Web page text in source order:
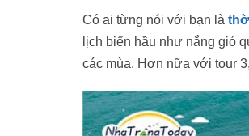
Có ai từng nói với bạn là
lịch biển hầu như nắng gió
các mùa. Hơn nữa với tour